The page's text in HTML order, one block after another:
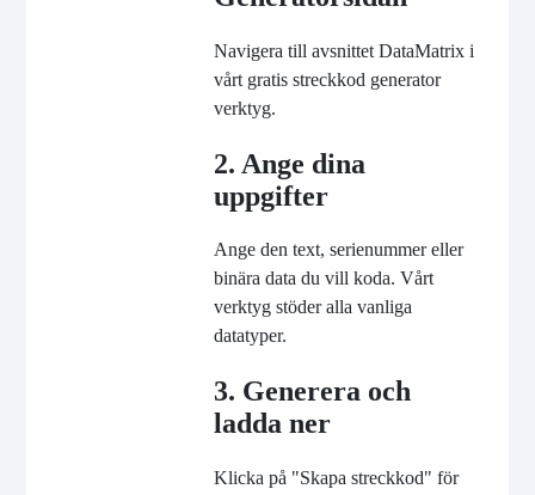
Navigera till avsnittet DataMatrix i
vårt gratis streckkod generator
verktyg.
2. Ange dina
uppgifter
Ange den text, serienummer eller
binära data du vill koda. Vårt
verktyg stöder alla vanliga
datatyper.
3. Generera och
ladda ner
Klicka på "Skapa streckkod" för